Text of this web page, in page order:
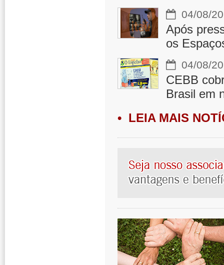
04/08/
Após
os
04/08/
CEBB
Brasil em
• LEIA MAIS